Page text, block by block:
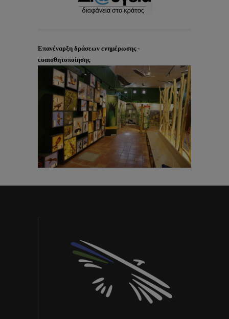
Επανέναρξη δράσεων ενημέρωσης -
ευαισθητοποίησης